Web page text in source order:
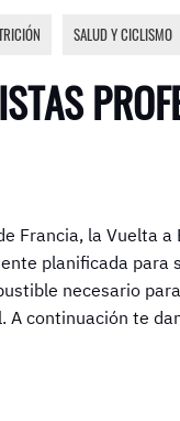
SALUD Y CICLISMO
Francia, la Vuelta
planificada para
necesario
A continuación te